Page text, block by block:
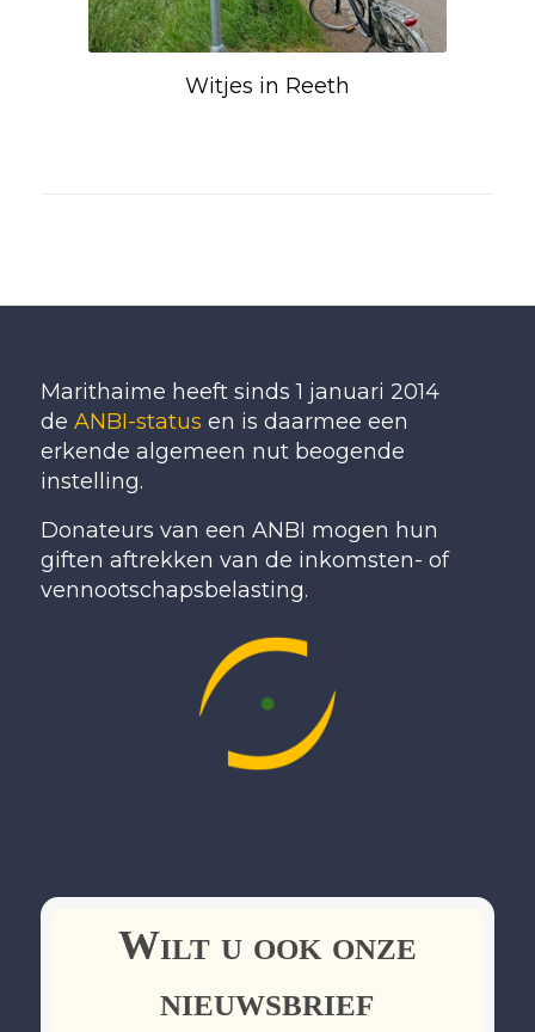
Witjes in Reeth
Marithaime heeft sinds 1 januari 2014
de ANBI-status en is daarmee een
erkende algemeen nut beogende
instelling.
Donateurs van een ANBI mogen hun
giften aftrekken van de inkomsten- of
vennootschapsbelasting.
Wilt u ook onze
nieuwsbrief